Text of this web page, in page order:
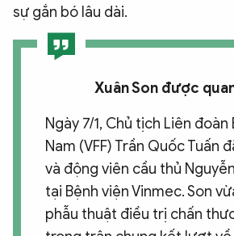
sự gắn bó lâu dài.
Xuân Son được
Ngày 7/1, Chủ tịch Liên đoàn
Nam (VFF) Trần Quốc Tuấn
và động viên cầu thủ
tại Bệnh viện Vinmec. Son
phẫu thuật điều trị chấn